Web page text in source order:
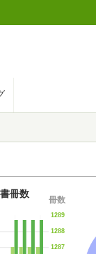
1287
1288
1289
冊数
冊数